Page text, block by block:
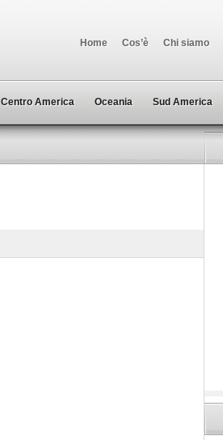
Home Cos’è Chi siamo
Centro America Oceania Sud America